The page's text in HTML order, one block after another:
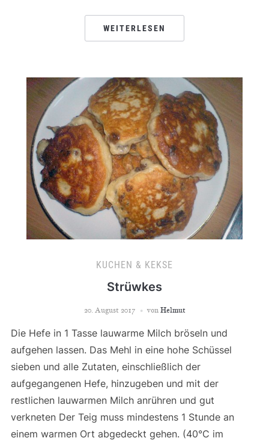
WEITERLESEN
KUCHEN & KEKSE
Strüwkes
20. August 2017 von Helmut
Die Hefe in 1 Tasse lauwarme Milch bröseln und
aufgehen lassen. Das Mehl in eine hohe Schüssel
sieben und alle Zutaten, einschließlich der
aufgegangenen Hefe, hinzugeben und mit der
restlichen lauwarmen Milch anrühren und gut
verkneten Der Teig muss mindestens 1 Stunde an
einem warmen Ort abgedeckt gehen. (40°C im